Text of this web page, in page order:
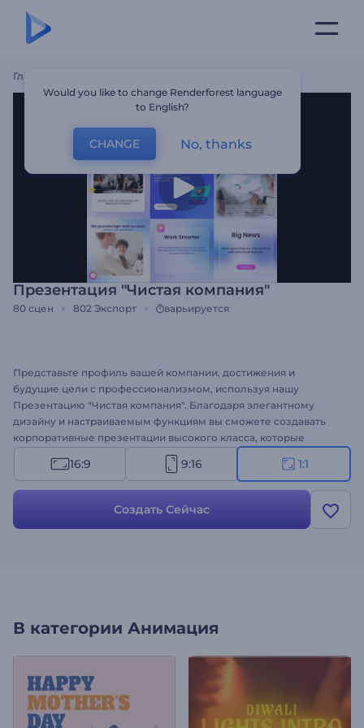
Главная
Презентация "Чистая компания"
80 сцен 802 Экспорт варьируется
Представьте профиль вашей компании, достижения и
будущие цели с профессионализмом, используя нашу
Презентацию "Чистая компания". Благодаря элегантному
дизайну и настраиваемым функциям вы сможете создавать
корпоративные презентации высокого класса, которые
расскажут о вашем бренде. Идеально подходит для
представления ваших услуг, портфолио, обновлений, историй
корпоративных проектов. Загрузите медиафайлы, добавьте
текст и поразите своих коллег и клиентов выдающейся
16:9 9:16 1:1
Создать Сейчас
В категории Анимация
Would you like to change Renderforest language
to English?
CHANGE No, thanks